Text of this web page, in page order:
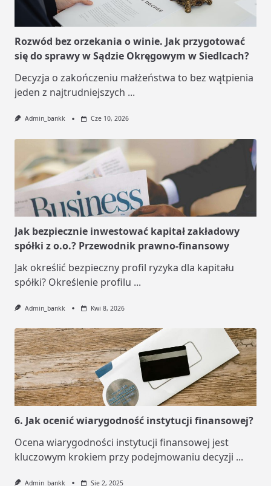
Rozwód bez orzekania o winie. Jak przygotować
się do sprawy w Sądzie Okręgowym w Siedlcach?
Decyzja o zakończeniu małżeństwa to bez wątpienia
jeden z najtrudniejszych ...
Admin_bankk Cze 10, 2026
Jak bezpiecznie inwestować kapitał zakładowy
spółki z o.o.? Przewodnik prawno-finansowy
Jak określić bezpieczny profil ryzyka dla kapitału
spółki? Określenie profilu ...
Admin_bankk Kwi 8, 2026
6. Jak ocenić wiarygodność instytucji finansowej?
Ocena wiarygodności instytucji finansowej jest
kluczowym krokiem przy podejmowaniu decyzji ...
Admin_bankk Sie 2, 2025